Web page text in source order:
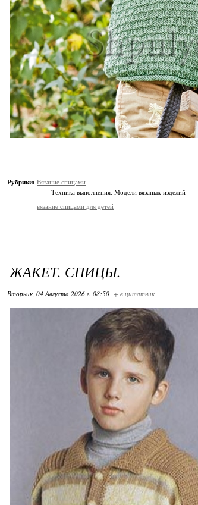
Рубрики: Вязание спицами
Техника выполнения. Модели вязаных изделий
вязание спицами для детей
ЖАКЕТ. СПИЦЫ.
Вторник, 04 Августа 2026 г. 08:50 + в цитатник